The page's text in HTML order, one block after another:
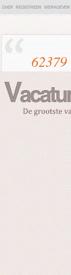
OVER REGISTREER WERKGEVER
62379